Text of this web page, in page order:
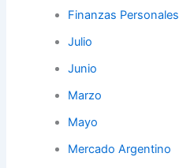
Finanzas Personales
Julio
Junio
Marzo
Mayo
Mercado Argentino